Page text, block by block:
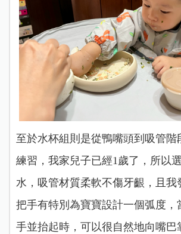
至於水杯組則是從鴨嘴頭到吸管階
練習，我家兒子已經1歲了，所以
水，吸管材質柔軟不傷牙齦，且我
把手有特別為寶寶設計一個弧度，
手並抬起時，可以很自然地向嘴巴